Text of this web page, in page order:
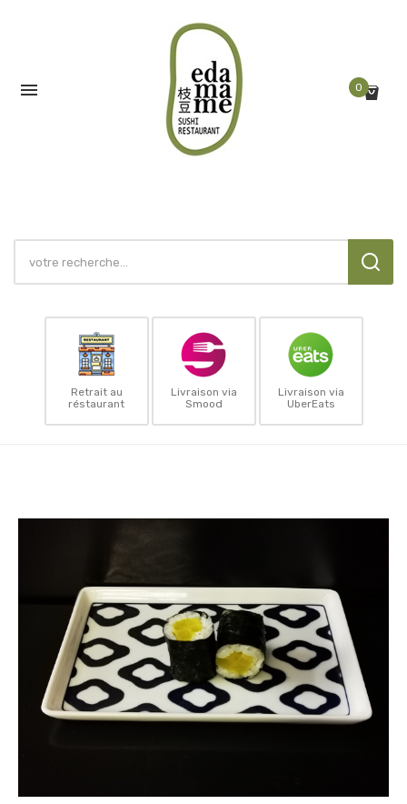
 0
Retrait au
réstaurant
Livraison via
Smood
Livraison via
UberEats